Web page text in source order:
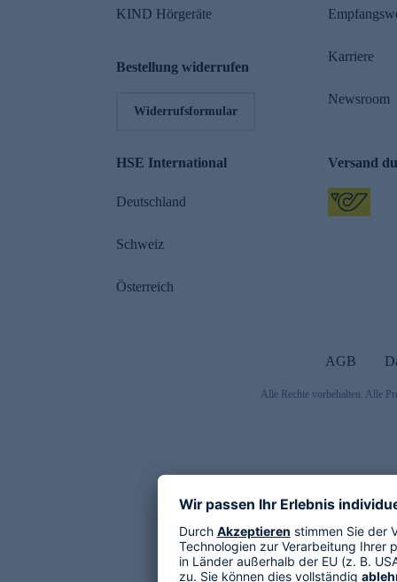
KIND Hörgeräte
Bestellung widerrufen
Widerrufsformular
Karriere
Newsroom
HSE International
Deutschland
Schweiz
Österreich
Versand
AGB
Alle Rechte vorbehalten. Alle